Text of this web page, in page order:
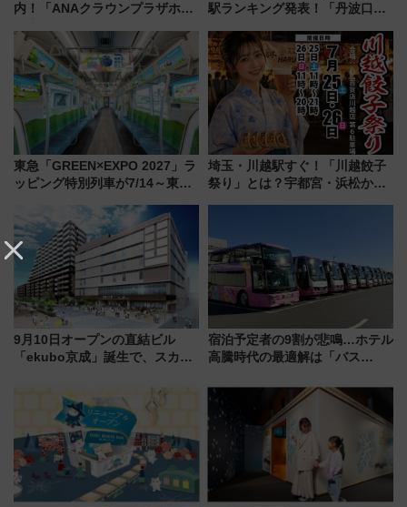
内！「ANAクラウンプラザホテ
駅ランキング発表！「丹波口」
由は？
東急「GREEN×EXPO 2027」ラ
ッピング特別列車が7/14～東
ー！ 注目の編成やデザインまと
め
埼玉・川越駅すぐ！「川越餃子
祭り」とは？宇都宮・浜松から
催】
9月10日オープンの直結ビル
「ekubo京成」誕生で、スカイ
新鎌ヶ谷はどう変わる？ 全テナ
ント情報も公開！
宿泊予定者の9割が悲鳴…ホテル
高騰時代の最適解は「バス
した、推し活遠征や観光時のリ
アルな懐事情